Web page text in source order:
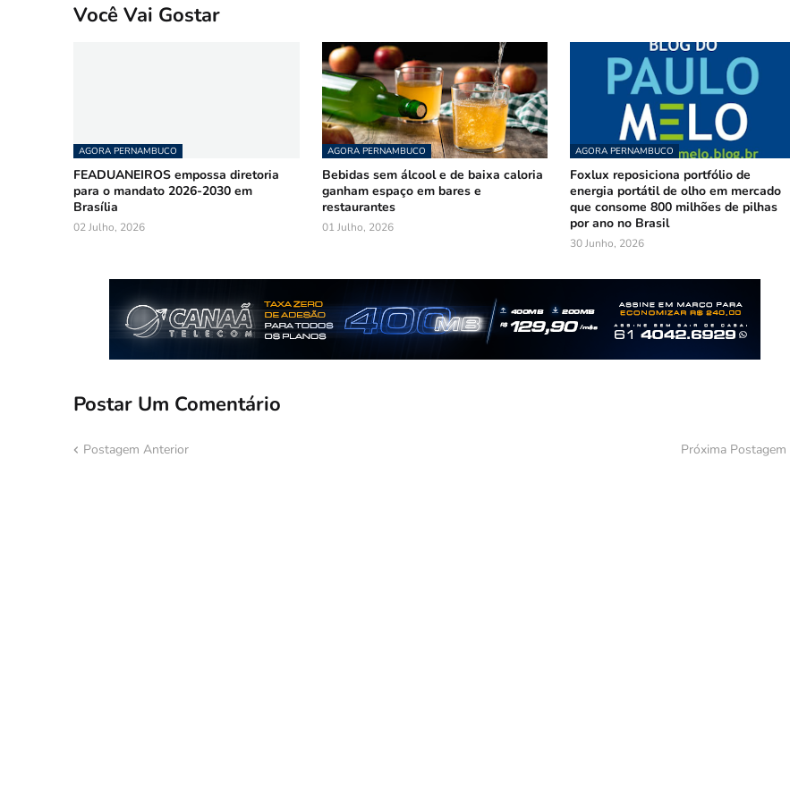
Você Vai Gostar
AGORA PERNAMBUCO
FEADUANEIROS empossa diretoria
para o mandato 2026-2030 em
Brasília
02 Julho, 2026
AGORA PERNAMBUCO
Bebidas sem álcool e de baixa caloria
ganham espaço em bares e
restaurantes
01 Julho, 2026
AGORA PERNAMBUCO
Foxlux reposiciona portfólio de
energia portátil de olho em mercado
que consome 800 milhões de pilhas
por ano no Brasil
30 Junho, 2026
Postar Um Comentário
Postagem Anterior Próxima Postagem